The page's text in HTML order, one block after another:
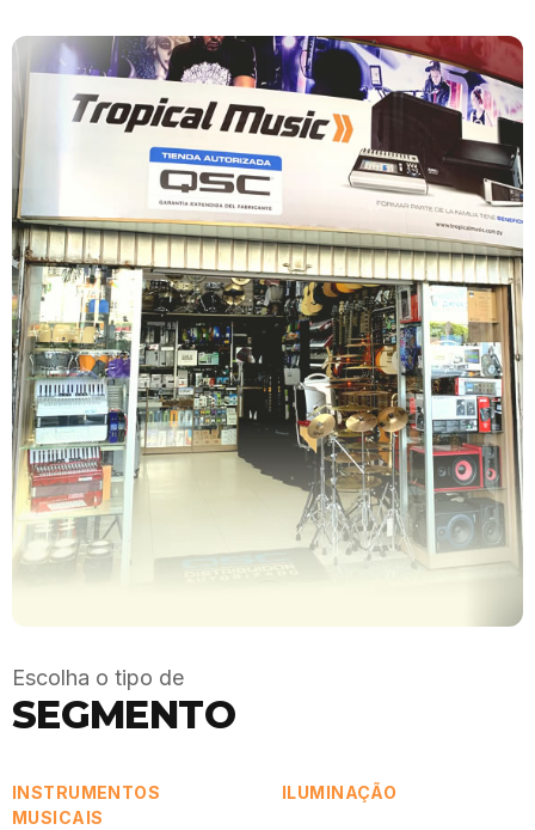
Escolha o tipo de
SEGMENTO
INSTRUMENTOS
MUSICAIS
ILUMINAÇÃO